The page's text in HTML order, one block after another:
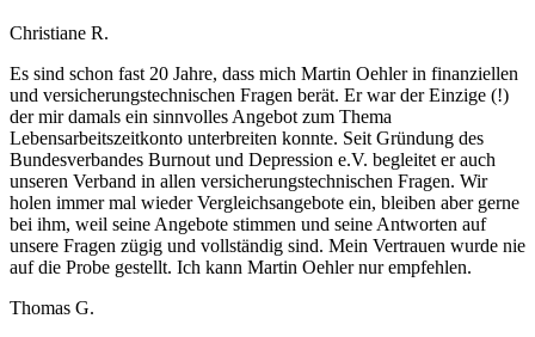
Christiane R.
Es sind schon fast 20 Jahre, dass mich Martin Oehler in finanziellen
und versicherungstechnischen Fragen berät. Er war der Einzige (!)
der mir damals ein sinnvolles Angebot zum Thema
Lebensarbeitszeitkonto unterbreiten konnte. Seit Gründung des
Bundesverbandes Burnout und Depression e.V. begleitet er auch
unseren Verband in allen versicherungstechnischen Fragen. Wir
holen immer mal wieder Vergleichsangebote ein, bleiben aber gerne
bei ihm, weil seine Angebote stimmen und seine Antworten auf
unsere Fragen zügig und vollständig sind. Mein Vertrauen wurde nie
auf die Probe gestellt. Ich kann Martin Oehler nur empfehlen.
Thomas G.